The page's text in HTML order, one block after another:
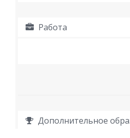
Работа
Дополнительное